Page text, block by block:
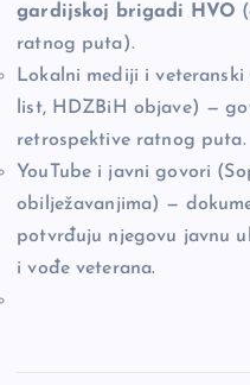
gardijskoj brigadi HVO
ratnog puta).
Lokalni mediji i
list, HDZBiH objave) —
retrospektive ratnog puta.
YouTube i javni govori
obilježavanjima) —
potvrđuju njegovu javnu
i vođe veterana.